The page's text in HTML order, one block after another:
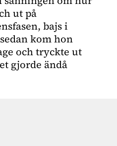
ut på
bajs i
kom hon
och tryckte ut
gjorde ändå